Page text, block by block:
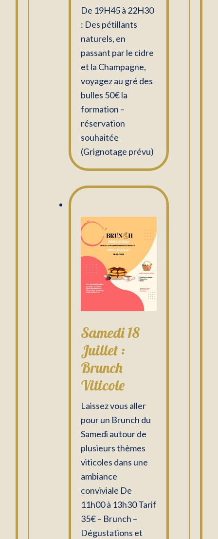
De 19H45 à 22H30
: Des pétillants
naturels, en
passant par le cidre
et la Champagne,
voyagez au gré des
bulles 50€ la
formation –
réservation
souhaitée
(Grignotage prévu)
Samedi 18
Juillet :
Brunch
Viticole
Laissez vous aller
pour un Brunch du
Samedi autour de
plusieurs thèmes
viticoles dans une
ambiance
conviviale De
11h00 à 13h30 Tarif
35€ – Brunch –
Dégustations et